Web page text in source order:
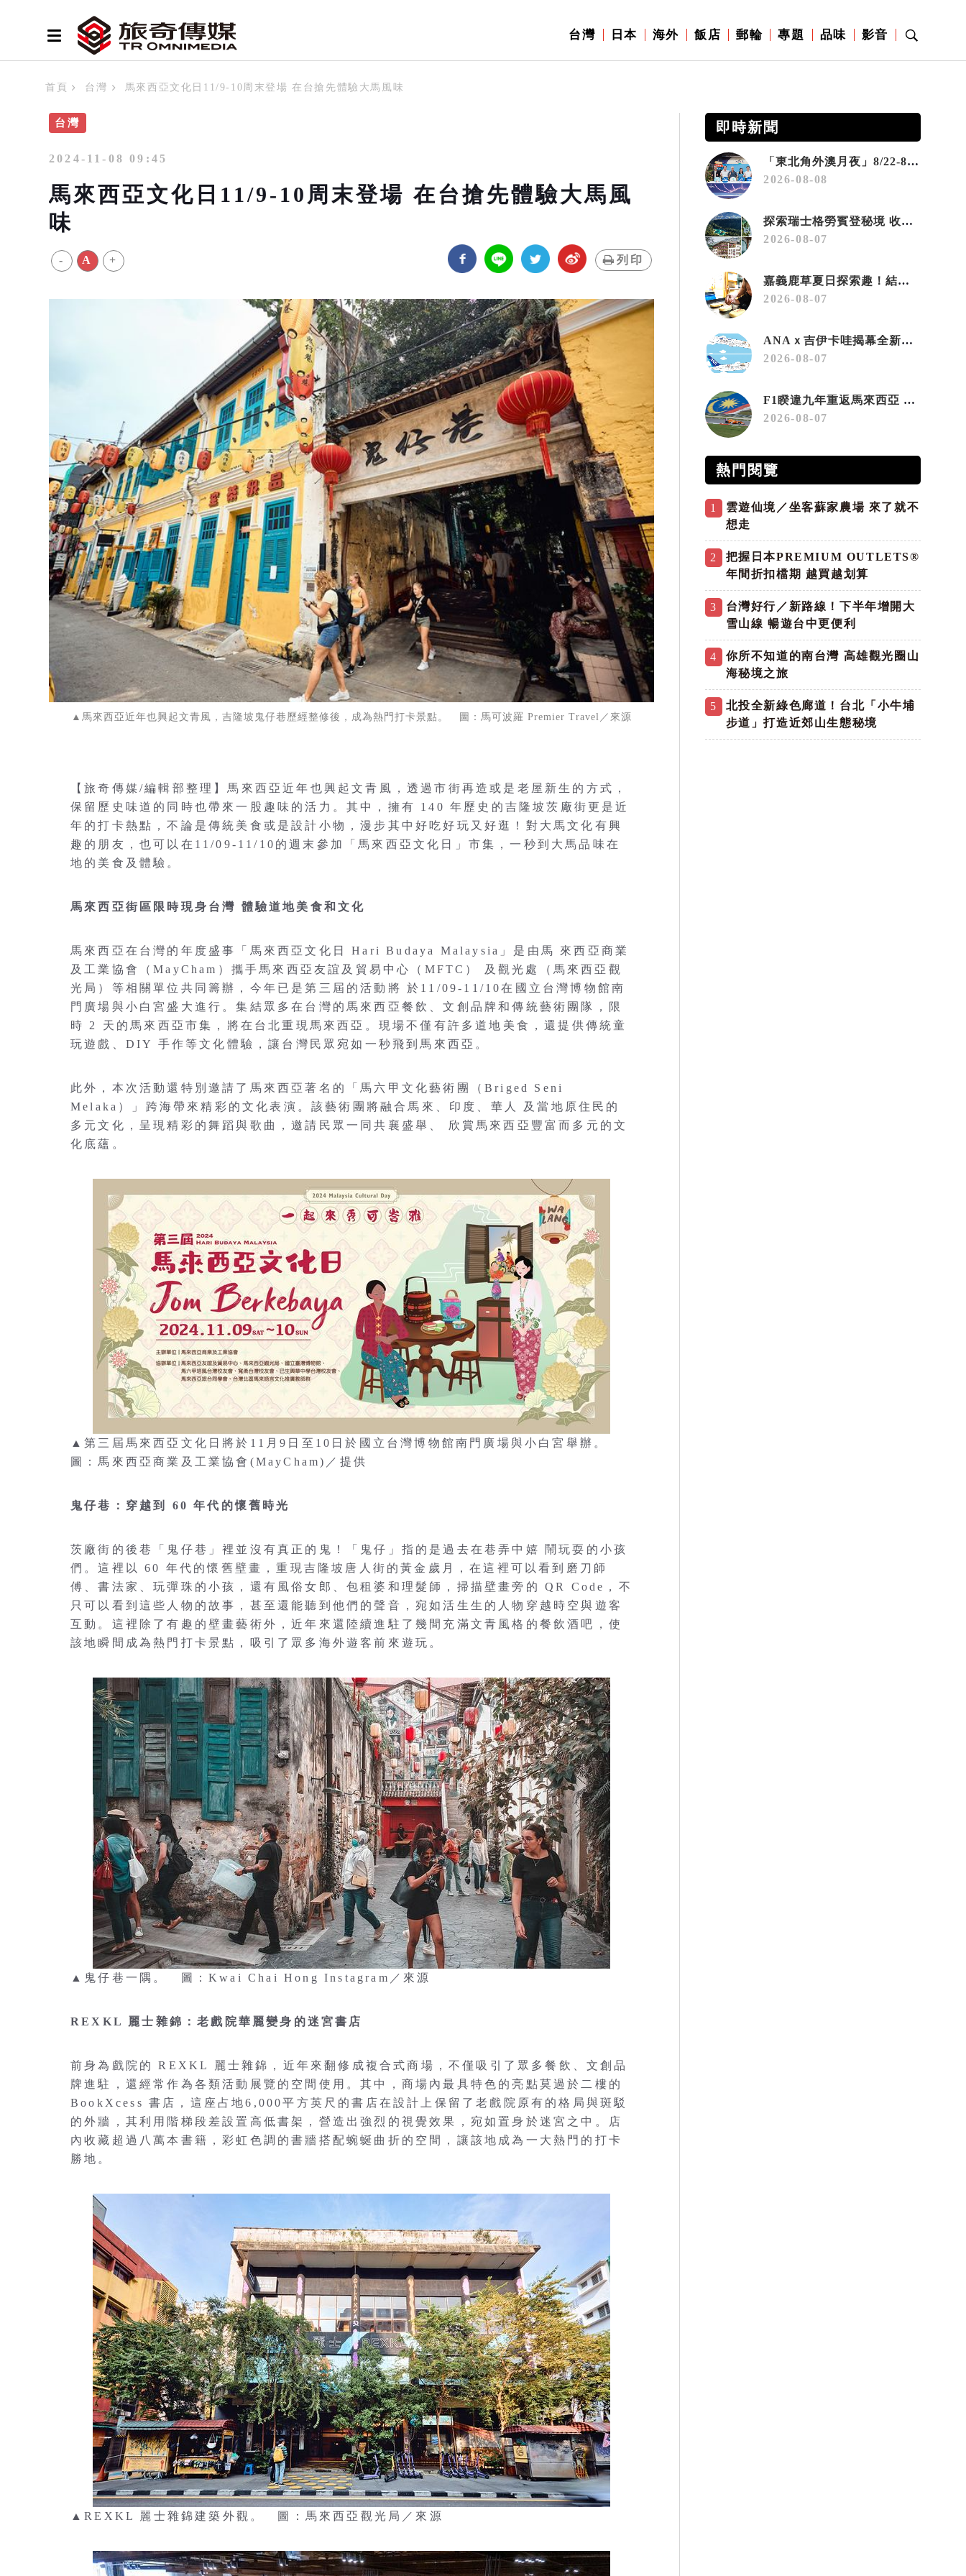
台灣 日本 海外 飯店 郵輪 專題 品味 影音
首頁 台灣 馬來西亞文化日11/9-10周末登場 在台搶先體驗大馬風味
台灣
2024-11-08 09:45
馬來西亞文化日11/9-10周末登場 在台搶先體驗大馬風
味
- A + 列印
▲馬來西亞近年也興起文青風，吉隆坡鬼仔巷歷經整修後，成為熱門打卡景點。 圖：馬可波羅 Premier Travel／來源
【旅奇傳媒/編輯部整理】馬來西亞近年也興起文青風，透過市街再造或是老屋新生的方式，
保留歷史味道的同時也帶來一股趣味的活力。其中，擁有 140 年歷史的吉隆坡茨廠街更是近
年的打卡熱點，不論是傳統美食或是設計小物，漫步其中好吃好玩又好逛！對大馬文化有興
趣的朋友，也可以在11/09-11/10的週末參加「馬來西亞文化日」市集，一秒到大馬品味在
地的美食及體驗。
馬來西亞街區限時現身台灣 體驗道地美食和文化
馬來西亞在台灣的年度盛事「馬來西亞文化日 Hari Budaya Malaysia」是由馬 來西亞商業
及工業協會（MayCham）攜手馬來西亞友誼及貿易中心（MFTC） 及觀光處（馬來西亞觀
光局）等相關單位共同籌辦，今年已是第三屆的活動將 於11/09-11/10在國立台灣博物館南
門廣場與小白宮盛大進行。集結眾多在台灣的馬來西亞餐飲、文創品牌和傳統藝術團隊，限
時 2 天的馬來西亞市集，將在台北重現馬來西亞。現場不僅有許多道地美食，還提供傳統童
玩遊戲、DIY 手作等文化體驗，讓台灣民眾宛如一秒飛到馬來西亞。
此外，本次活動還特別邀請了馬來西亞著名的「馬六甲文化藝術團（Briged Seni
Melaka）」跨海帶來精彩的文化表演。該藝術團將融合馬來、印度、華人 及當地原住民的
多元文化，呈現精彩的舞蹈與歌曲，邀請民眾一同共襄盛舉、 欣賞馬來西亞豐富而多元的文
化底蘊。
▲第三屆馬來西亞文化日將於11月9日至10日於國立台灣博物館南門廣場與小白宮舉辦。
圖：馬來西亞商業及工業協會(MayCham)／提供
鬼仔巷：穿越到 60 年代的懷舊時光
茨廠街的後巷「鬼仔巷」裡並沒有真正的鬼！「鬼仔」指的是過去在巷弄中嬉 鬧玩耍的小孩
們。這裡以 60 年代的懷舊壁畫，重現吉隆坡唐人街的黃金歲月，在這裡可以看到磨刀師
傅、書法家、玩彈珠的小孩，還有風俗女郎、包租婆和理髮師，掃描壁畫旁的 QR Code，不
只可以看到這些人物的故事，甚至還能聽到他們的聲音，宛如活生生的人物穿越時空與遊客
互動。這裡除了有趣的壁畫藝術外，近年來還陸續進駐了幾間充滿文青風格的餐飲酒吧，使
該地瞬間成為熱門打卡景點，吸引了眾多海外遊客前來遊玩。
▲鬼仔巷一隅。 圖：Kwai Chai Hong Instagram／來源
REXKL 麗士雜錦：老戲院華麗變身的迷宮書店
前身為戲院的 REXKL 麗士雜錦，近年來翻修成複合式商場，不僅吸引了眾多餐飲、文創品
牌進駐，還經常作為各類活動展覽的空間使用。其中，商場內最具特色的亮點莫過於二樓的
BookXcess 書店，這座占地6,000平方英尺的書店在設計上保留了老戲院原有的格局與斑駁
的外牆，其利用階梯段差設置高低書架，營造出強烈的視覺效果，宛如置身於迷宮之中。店
內收藏超過八萬本書籍，彩虹色調的書牆搭配蜿蜒曲折的空間，讓該地成為一大熱門的打卡
勝地。
▲REXKL 麗士雜錦建築外觀。 圖：馬來西亞觀光局／來源
即時新聞
「東北角外澳月夜」8/22-8/23浪漫登場 串聯五漁村、音樂、市集、火舞與慢旅共度夏夜
2026-08-08
探索瑞士格勞賓登秘境 收藏六種阿爾卑斯夏日療癒之旅
2026-08-07
嘉義鹿草夏日探索趣！結合科學、農場與自然的親子小旅行
2026-08-07
ANAｘ吉伊卡哇揭幕全新彩繪機「Chiikawa JET」
2026-08-07
F1睽違九年重返馬來西亞 三大國際賽事打造10月運動旅遊熱潮 賽車、自行車、路跑同週登場
2026-08-07
熱門閱覽
1
雲遊仙境／坐客蘇家農場 來了就不
想走
2
把握日本PREMIUM OUTLETS®
年間折扣檔期 越買越划算
3
台灣好行／新路線！下半年增開大
雪山線 暢遊台中更便利
4
你所不知道的南台灣 高雄觀光圈山
海秘境之旅
5
北投全新綠色廊道！台北「小牛埔
步道」打造近郊山生態秘境